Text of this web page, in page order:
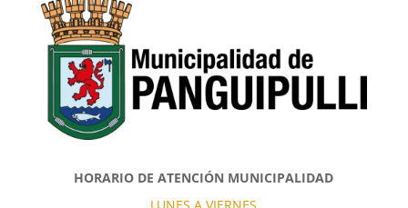
HORARIO DE ATENCIÓN MUNICIPALIDAD